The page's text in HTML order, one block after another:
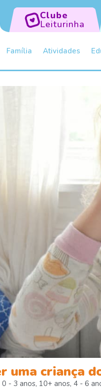
Clube
Leiturinha
Família Atividades
uma criança
0 - 3 anos, 10+ anos, 4 - 6